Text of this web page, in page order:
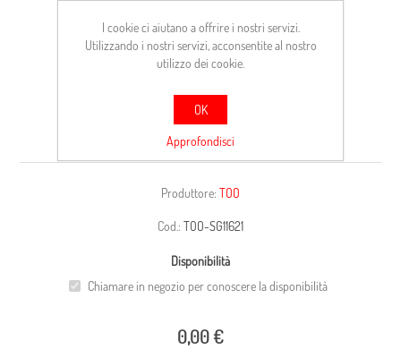
A.ANT.SX.NISS.MICRA (K12)
Produttore: TOO
Cod.: TOO-SG11621
Disponibilità
Chiamare in negozio per conoscere la disponibilità
0,00 €
I cookie ci aiutano a offrire i nostri servizi.
Utilizzando i nostri servizi, acconsentite al nostro
utilizzo dei cookie.
OK
Approfondisci